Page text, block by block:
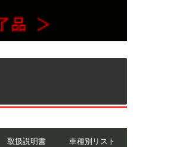
取扱説明書 車種別リスト